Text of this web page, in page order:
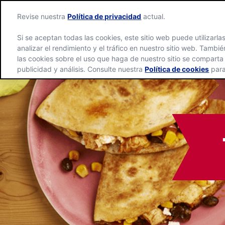
Revise nuestraPolítica de privacidad actual.
Si se aceptan todas las cookies, este sitio web puede
analizar el rendimiento y el tráfico en nuestro sitio web.
las cookies sobre el uso que haga de nuestro sitio se
publicidad y análisis. Consulte nuestraPolítica de cookies